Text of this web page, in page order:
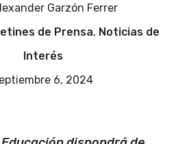
Garzón Ferrer
de Prensa, Noticias de
Interés
6, 2024